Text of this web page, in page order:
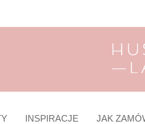
INSPIRACJE JAK